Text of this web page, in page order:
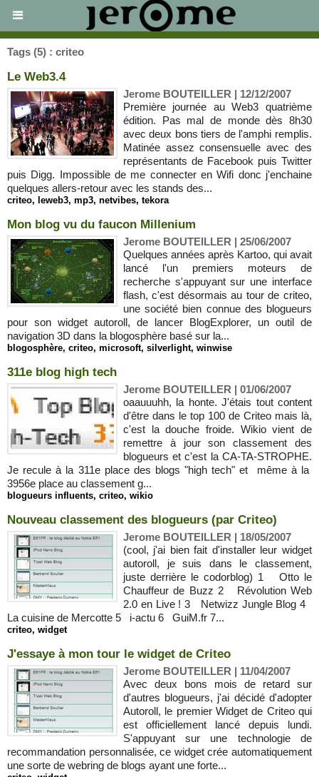
Tags (5) : criteo
Le Web3.4
Jerome BOUTEILLER | 12/12/2007
Première journée au Web3 quatrième
édition. Pas mal de monde dès 8h30
avec deux bons tiers de l'amphi remplis.
Matinée assez consensuelle avec des
représentants de Facebook puis Twitter
puis Digg. Impossible de me connecter en Wifi donc j'enchaine
quelques allers-retour avec les stands des...
criteo, leweb3, mp3, netvibes, tekora
Mon blog vu du faucon Millenium
Jerome BOUTEILLER | 25/06/2007
Quelques années après Kartoo, qui avait
lancé l'un premiers moteurs de
recherche s'appuyant sur une interface
flash, c'est désormais au tour de criteo,
une société bien connue des blogueurs
pour son widget autoroll, de lancer BlogExplorer, un outil de
navigation 3D dans la blogosphère basé sur la...
blogosphère, criteo, microsoft, silverlight, winwise
311e blog high tech
Jerome BOUTEILLER | 01/06/2007
oaauuuhh, la honte. J'étais tout content
d'être dans le top 100 de Criteo mais là,
c'est la douche froide. Wikio vient de
remettre à jour son classement des
blogueurs et c'est la CA-TA-STROPHE.
Je recule à la 311e place des blogs "high tech" et même à la
3956e place au classement g...
blogueurs influents, criteo, wikio
Nouveau classement des blogueurs (par Criteo)
Jerome BOUTEILLER | 18/05/2007
(cool, j'ai bien fait d'installer leur widget
autoroll, je suis dans le classement,
juste derrière le codorblog) 1 Otto le
Chauffeur de Buzz 2 Révolution Web
2.0 en Live ! 3 Netwizz Jungle Blog 4
La cuisine de Mercotte 5 i-actu 6 GuiM.fr 7...
criteo, widget
J'essaye à mon tour le widget de Criteo
Jerome BOUTEILLER | 11/04/2007
Avec deux bons mois de retard sur
d'autres blogueurs, j'ai décidé d'adopter
Autoroll, le premier Widget de Criteo qui
est officiellement lancé depuis lundi.
S'appuyant sur une technologie de
recommandation personnalisée, ce widget crée automatiquement
une sorte de webring de blogs ayant une forte...